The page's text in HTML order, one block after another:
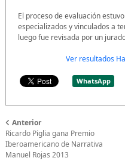
El proceso de evaluación
especializados y vinculados a
luego fue revisada por un
Ver resultados
WhatsApp
Anterior
Ricardo Piglia gana Premio
Iberoamericano de Narrativa
Manuel Rojas 2013